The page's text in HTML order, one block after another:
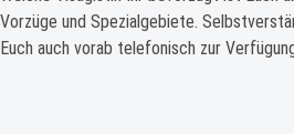
Vorzüge und Spezialgebiete.
Euch auch vorab telefonisch zur